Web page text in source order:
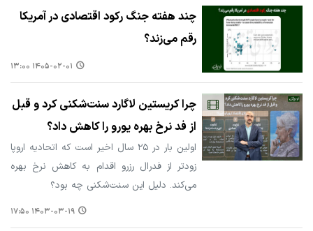
چند هفته جنگ رکود اقتصادی در آمریکا
رقم می‌زند؟
۱۴۰۵-۰۲-۰۱ ۱۳:۰۰
چرا کریستین لاگارد سنت‌شکنی کرد و قبل
از فد نرخ بهره یورو را کاهش داد؟
اولین بار در ۲۵ سال اخیر است که اتحادیه اروپا
زودتر از فدرال رزرو اقدام به کاهش نرخ بهره
می‌کند. دلیل این سنت‌شکنی چه بود؟
۱۴۰۳-۰۳-۱۹ ۱۷:۵۰